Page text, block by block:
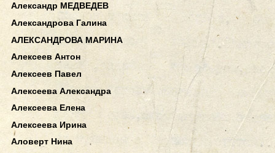
Александр МЕДВЕДЕВ
Александрова Галина
АЛЕКСАНДРОВА МАРИНА
Алексеев Антон
Алексеев Павел
Алексеева Александра
Алексеева Елена
Алексеева Ирина
Аловерт Нина